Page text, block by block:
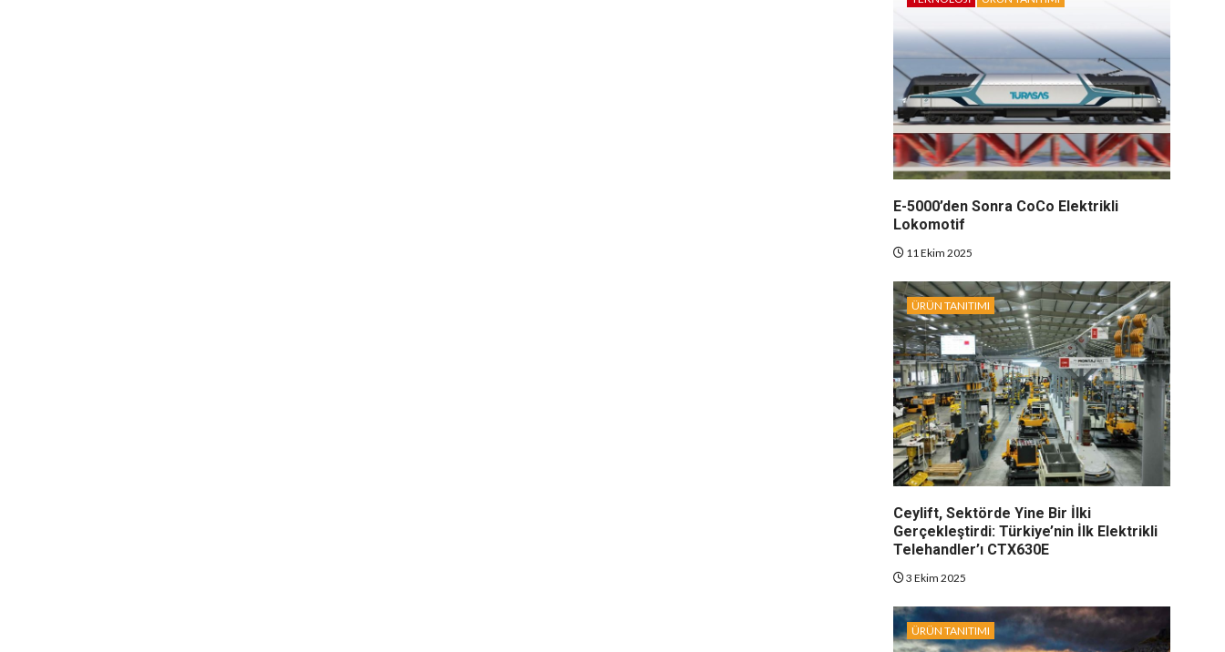
E-5000’den Sonra CoCo Elektrikli
Lokomotif
11 Ekim 2025
ÜRÜN TANITIMI
Ceylift, Sektörde Yine Bir İlki
Gerçekleştirdi: Türkiye’nin İlk Elektrikli
Telehandler’ı CTX630E
3 Ekim 2025
ÜRÜN TANITIMI